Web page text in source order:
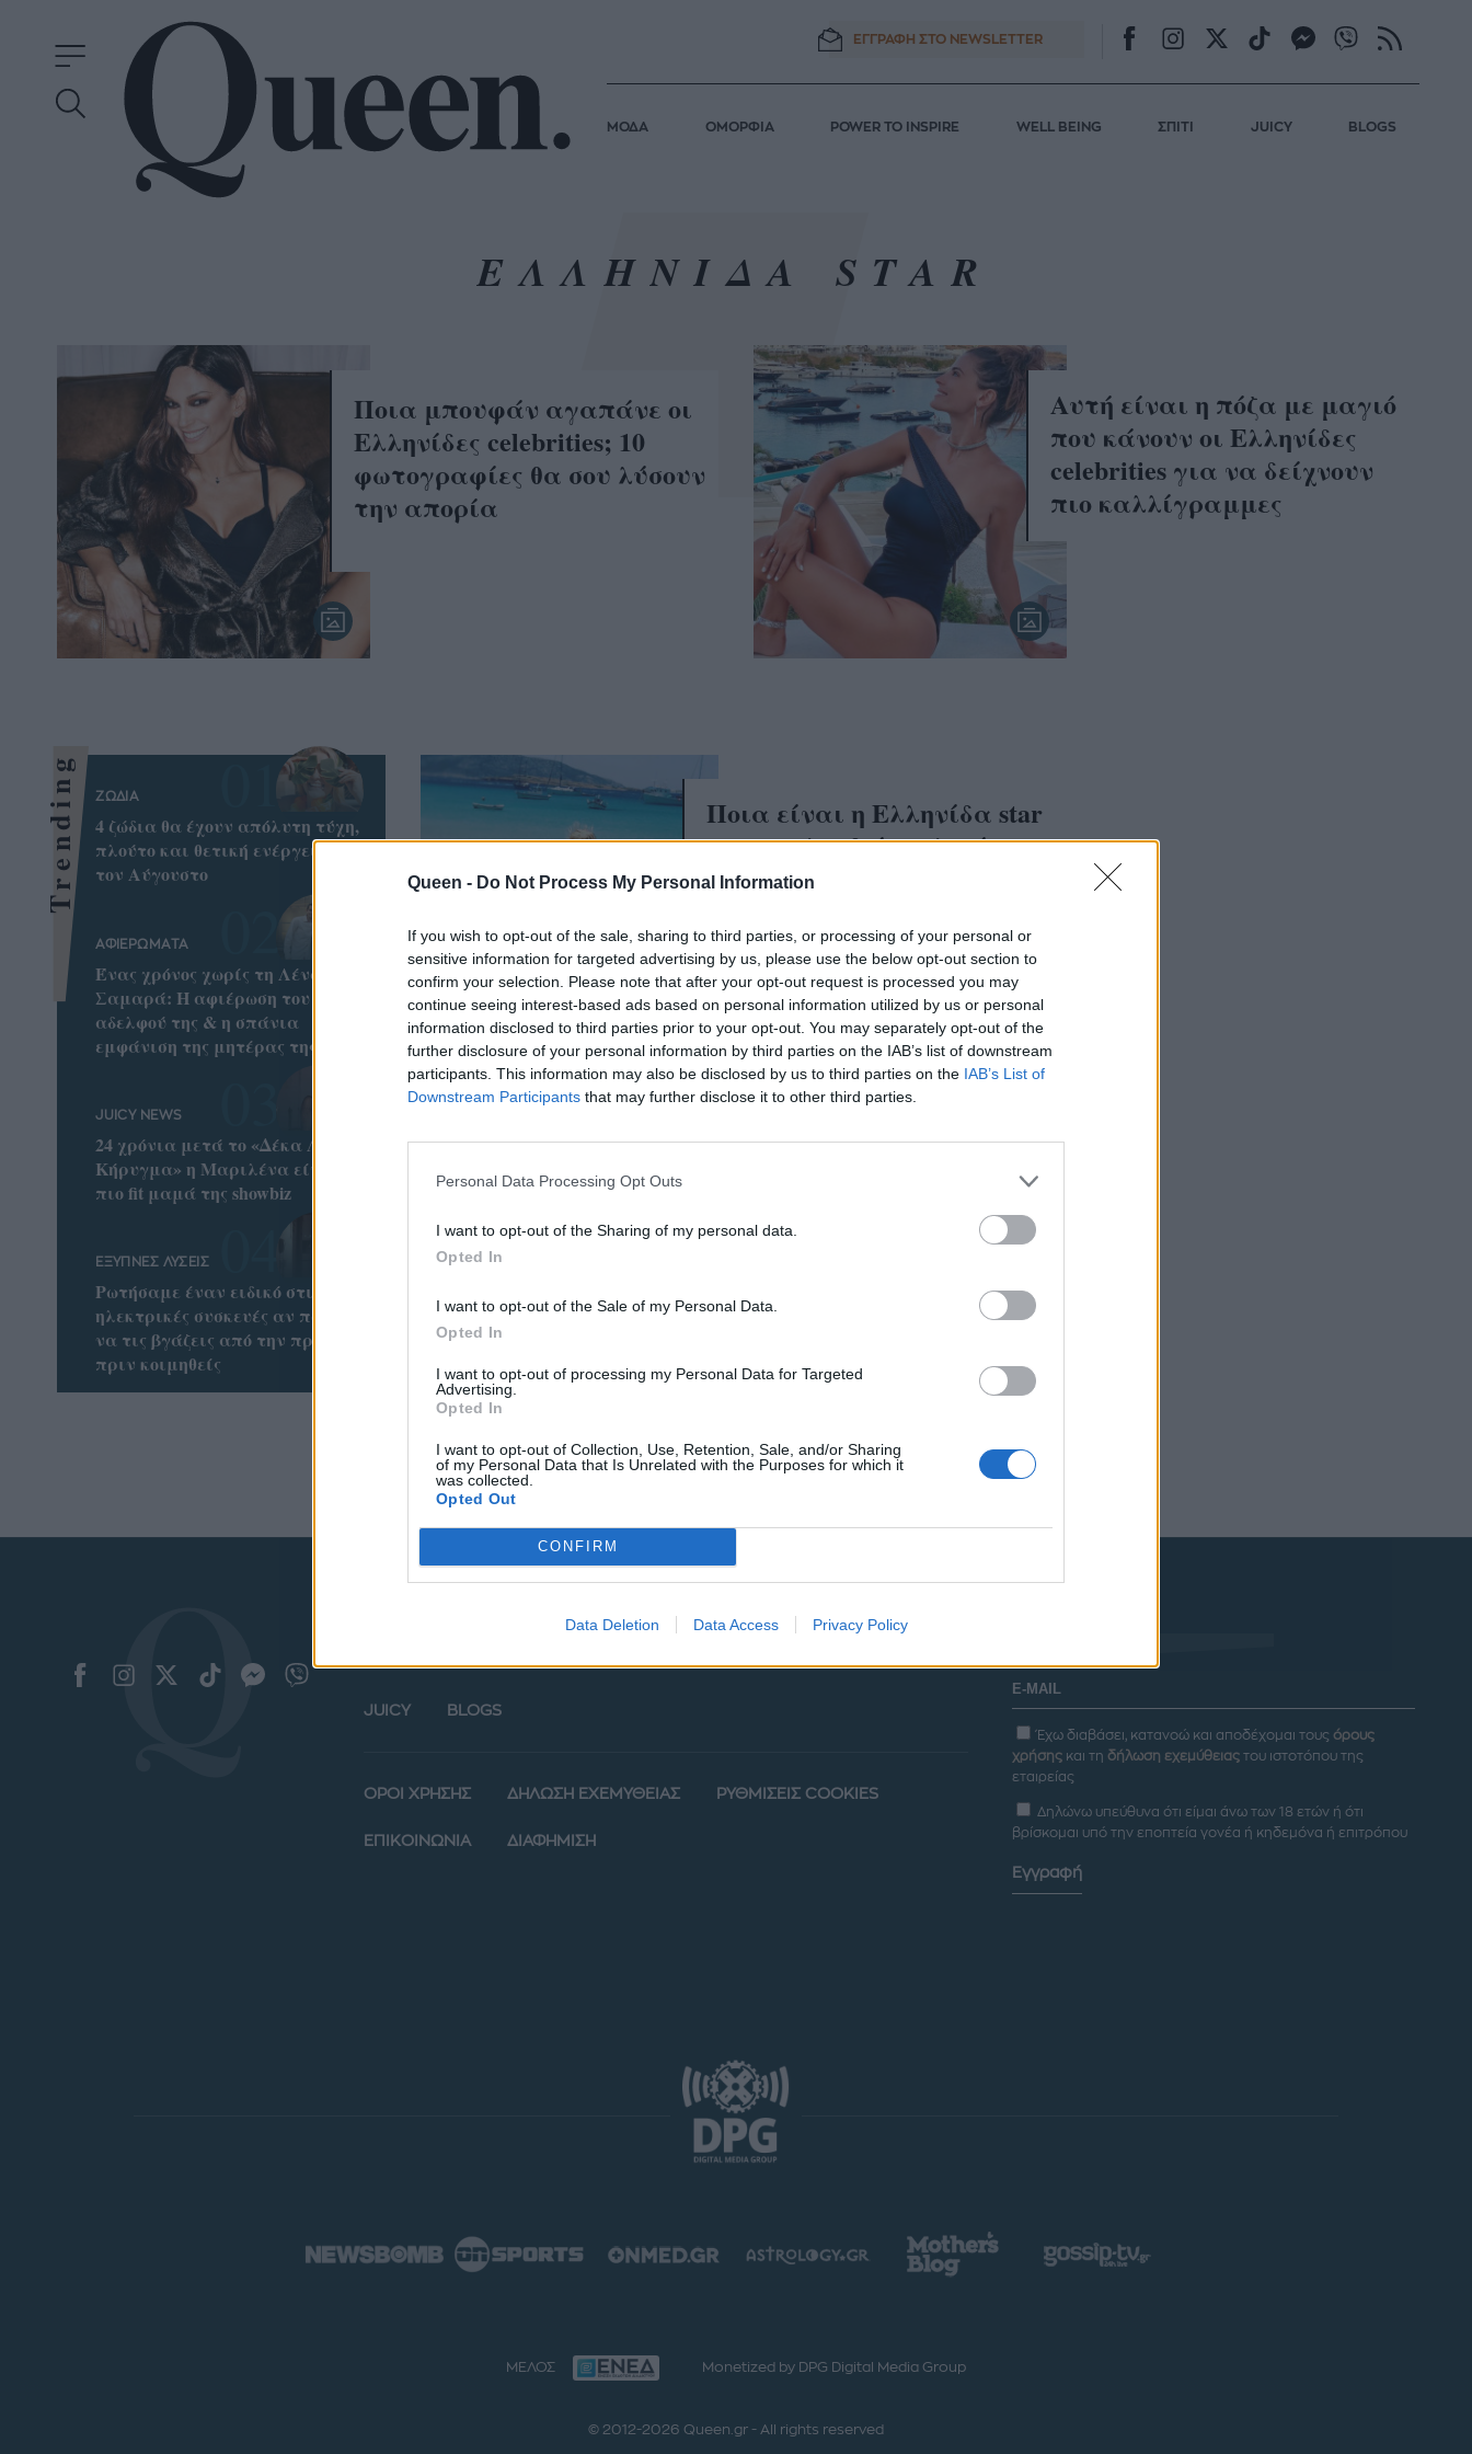
Queen - Do Not Process My Personal Information
If you wish to opt-out of the sale, sharing to third parties, or processing of your personal or
sensitive information for targeted advertising by us, please use the below opt-out section to
confirm your selection. Please note that after your opt-out request is processed you may
continue seeing interest-based ads based on personal information utilized by us or personal
information disclosed to third parties prior to your opt-out. You may separately opt-out of the
further disclosure of your personal information by third parties on the IAB’s list of downstream
participants. This information may also be disclosed by us to third parties on the IAB’s List of
Downstream Participants that may further disclose it to other third parties.
Personal Data Processing Opt Outs
I want to opt-out of the Sharing of my personal data.
Opted In
I want to opt-out of the Sale of my Personal Data.
Opted In
I want to opt-out of processing my Personal Data for Targeted
Advertising.
Opted In
I want to opt-out of Collection, Use, Retention, Sale, and/or Sharing
of my Personal Data that Is Unrelated with the Purposes for which it
was collected.
Opted Out
CONFIRM
Data Deletion Data Access Privacy Policy
ΕΓΓΡΑΦΗ ΣΤΟ NEWSLETTER
ΜΟΔΑ ΟΜΟΡΦΙΑ POWER TO INSPIRE WELL BEING ΣΠΙΤΙ JUICY BLOGS
ΕΛΛΗΝΙΔΑ STAR
Ποια μπουφάν αγαπάνε οι
Ελληνίδες celebrities; 10
φωτογραφίες θα σου λύσουν
την απορία
Αυτή είναι η πόζα με μαγιό
που κάνουν οι Ελληνίδες
celebrities για να δείχνουν
πιο καλλίγραμμες
Ποια είναι η Ελληνίδα star
που ακολουθεί τα λιγότερα
άτομα στο Instagram;
Trending ΖΩΔΙΑ
4 ζώδια θα έχουν απόλυτη τύχη,
πλούτο και θετική ενέργεια όλο
τον Αύγουστο
ΑΦΙΕΡΩΜΑΤΑ
Ένας χρόνος χωρίς τη Λένα
Σαμαρά: Η αφιέρωση του
αδελφού της & η σπάνια
εμφάνιση της μητέρας της
JUICY NEWS
24 χρόνια μετά το «Δέκα Λεπτά
Κήρυγμα» η Μαριλένα είναι η
πιο fit μαμά της showbiz
ΕΞΥΠΝΕΣ ΛΥΣΕΙΣ
Ρωτήσαμε έναν ειδικό στις
ηλεκτρικές συσκευές αν πρέπει
να τις βγάζεις από την πρίζα
πριν κοιμηθείς
ΜΟΔΑ ΟΜΟΡΦΙΑ POWER TO INSPIRE WELL BEING ΣΠΙΤΙ
JUICY BLOGS
ΟΡΟΙ ΧΡΗΣΗΣ ΔΗΛΩΣΗ ΕΧΕΜΥΘΕΙΑΣ ΡΥΘΜΙΣΕΙΣ COOKIES
ΕΠΙΚΟΙΝΩΝΙΑ ΔΙΑΦΗΜΙΣΗ
Έχω διαβάσει, κατανοώ και αποδέχομαι τους όρους
χρήσης και τη δήλωση εχεμύθειας του ιστοτόπου της
εταιρείας
Δηλώνω υπεύθυνα ότι είμαι άνω των 18 ετών ή ότι
βρίσκομαι υπό την εποπτεία γονέα ή κηδεμόνα ή επιτρόπου
Εγγραφή
ΜΕΛΟΣ Monetized by DPG Digital Media Group
© 2012-2026 Queen.gr - All rights reserved